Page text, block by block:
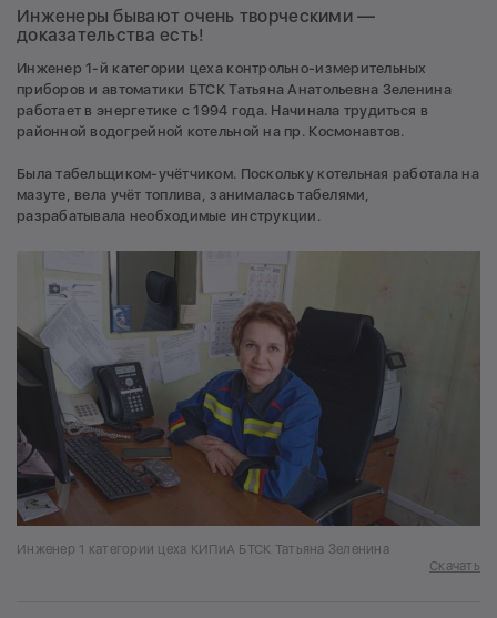
Инженеры бывают очень творческими —
доказательства есть!
Инженер 1-й категории цеха контрольно-измерительных
приборов и автоматики БТСК Татьяна Анатольевна Зеленина
работает в энергетике с 1994 года. Начинала трудиться в
районной водогрейной котельной на пр. Космонавтов.
Была табельщиком-учётчиком. Поскольку котельная работала на
мазуте, вела учёт топлива, занималась табелями,
разрабатывала необходимые инструкции.
Инженер 1 категории цеха КИПиА БТСК Татьяна Зеленина
Скачать